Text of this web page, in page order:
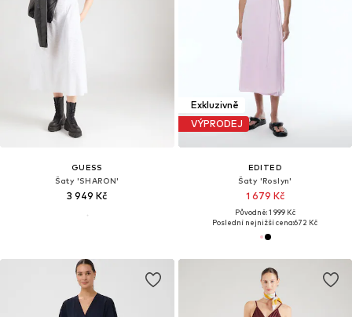
GUESS
Šaty 'SHARON'
3 949 Kč
Exkluzivně
VÝPRODEJ
EDITED
Šaty 'Roslyn'
1 679 Kč
Původně: 1 999 Kč
Poslední nejnižší cena:672 Kč